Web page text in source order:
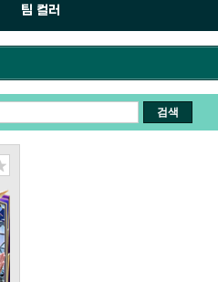
팀 컬러
검색